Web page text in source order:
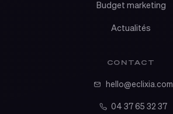
Budget marketing
Actualités
CONTACT
hello@eclixia.com
04 37 65 32 37